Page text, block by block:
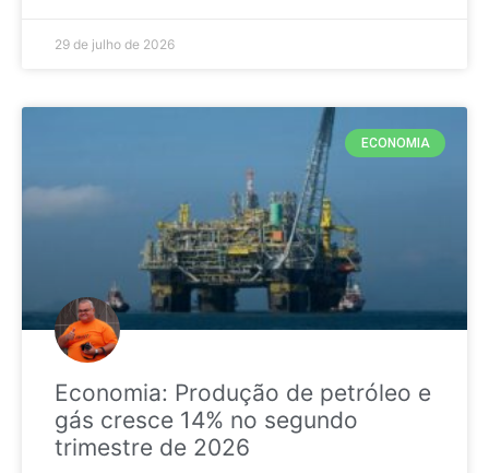
29 de julho de 2026
ECONOMIA
Economia: Produção de petróleo e
gás cresce 14% no segundo
trimestre de 2026